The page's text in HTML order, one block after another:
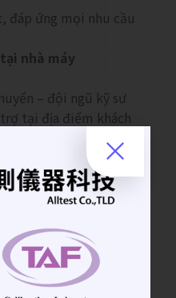
đáp ứng mọi nhu cầu
nhà máy
– đội ngũ kỹ sư
tại địa điểm khách
tục phát triển và
bị đo lường
khách hàng nâng cao
và sản xuất.